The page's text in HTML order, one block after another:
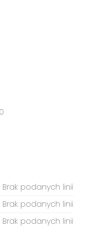
Brak podanych linii
Brak podanych linii
Brak podanych linii